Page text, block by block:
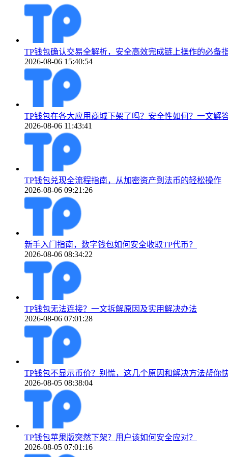
TP钱包确认交易全解析，安全高效完成链上操作的必备
2026-08-06 15:40:54
TP钱包在各大应用商城下架了吗？安全性如何？一文解
2026-08-06 11:43:41
TP钱包兑现全流程指南，从加密资产到法币的轻松操作
2026-08-06 09:21:26
新手入门指南，数字钱包如何安全收取TP代币？
2026-08-06 08:34:22
TP钱包无法连接？一文拆解原因及实用解决办法
2026-08-06 07:01:28
TP钱包不显示币价？别慌，这几个原因和解决方法帮你
2026-08-05 08:38:04
TP钱包苹果版突然下架？用户该如何安全应对？
2026-08-05 07:01:16